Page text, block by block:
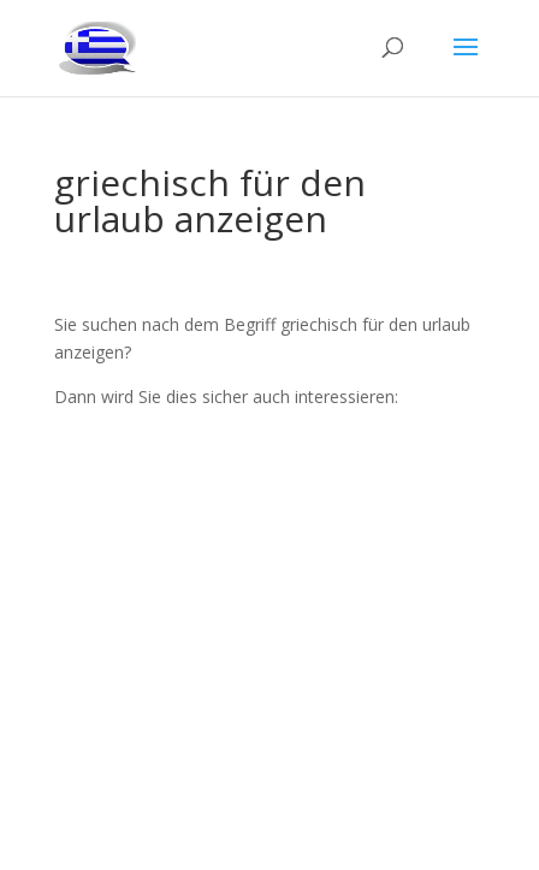
griechisch für den
urlaub anzeigen
Sie suchen nach dem Begriff griechisch für den urlaub
anzeigen?
Dann wird Sie dies sicher auch interessieren: